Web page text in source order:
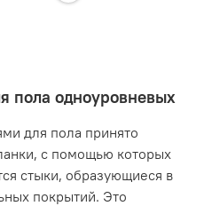
пола одноуровневых
для пола принято
с помощью которых
стыки, образующиеся в
покрытий. Это